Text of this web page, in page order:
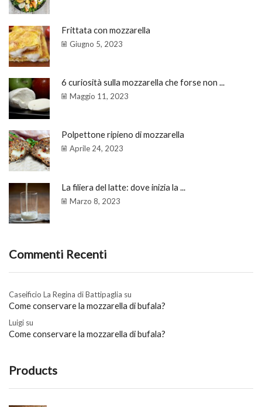
Frittata con mozzarella
Giugno 5, 2023
6 curiosità sulla mozzarella che forse non ...
Maggio 11, 2023
Polpettone ripieno di mozzarella
Aprile 24, 2023
La filiera del latte: dove inizia la ...
Marzo 8, 2023
Commenti Recenti
Caseificio La Regina di Battipaglia su
Come conservare la mozzarella di bufala?
Luigi su
Come conservare la mozzarella di bufala?
Products